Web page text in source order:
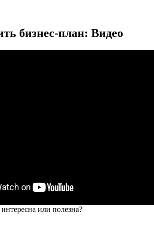
бизнес-план: Видео
или полезна?